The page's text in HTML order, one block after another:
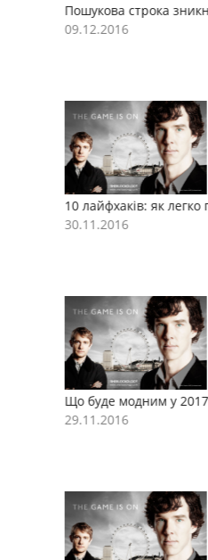
Пошукова строка зникне
09.12.2016
10 лайфхаків: як легко
30.11.2016
Що буде модним у
29.11.2016